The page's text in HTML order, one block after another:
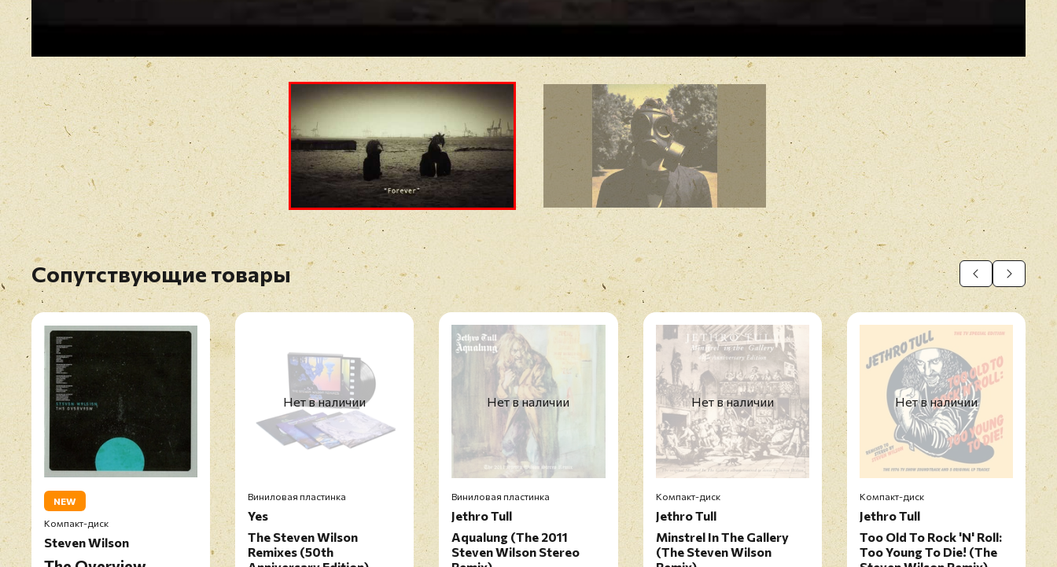
Сопутствующие товары
NEW
Компакт-диск
Steven Wilson
Нет в наличии
Виниловая пластинка
Yes
The Steven Wilson
Remixes (50th
Нет в наличии
Виниловая пластинка
Jethro Tull
Aqualung (The 2011
Steven Wilson Stereo
Нет в наличии
Компакт-диск
Jethro Tull
Minstrel In The Gallery
(The Steven Wilson
Нет в наличии
Компакт-диск
Jethro Tull
Too Old To Rock 'N' Roll:
Too Young To Die! (The